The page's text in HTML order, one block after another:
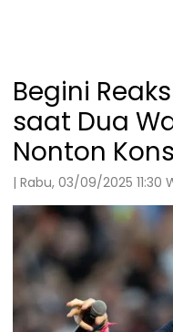
Begini
saat Dua
Nonton
| Rabu, 03/09/2025 11:30